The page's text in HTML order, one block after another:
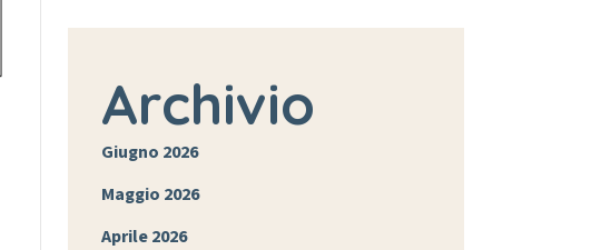
Archivio
Giugno 2026
Maggio 2026
Aprile 2026